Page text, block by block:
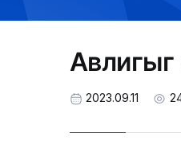
2023.09.11